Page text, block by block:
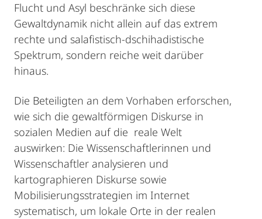
Flucht und Asyl beschränke sich diese
Gewaltdynamik nicht allein auf das extrem
rechte und salafistisch-dschihadistische
Spektrum, sondern reiche weit darüber
hinaus.
Die Beteiligten an dem Vorhaben erforschen,
wie sich die gewaltförmigen Diskurse in
sozialen Medien auf die reale Welt
auswirken: Die Wissenschaftlerinnen und
Wissenschaftler analysieren und
kartographieren Diskurse sowie
Mobilisierungsstrategien im Internet
systematisch, um lokale Orte in der realen